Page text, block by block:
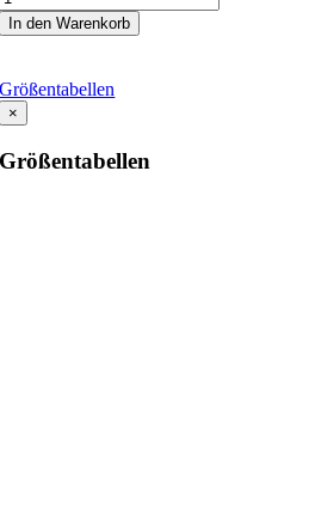
In den Warenkorb
Größentabellen
×
Größentabellen